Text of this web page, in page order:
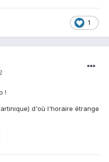
1
!
d'où l'horaire étrange